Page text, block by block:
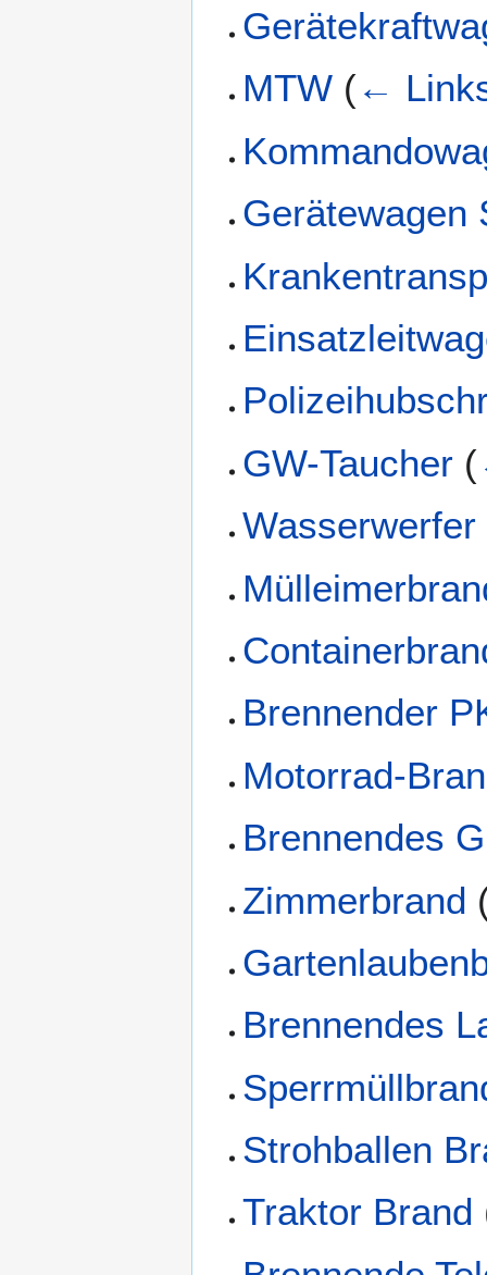
MTW (←
Gerätewagen
GW-Taucher (
Wasserwerfer
Brennender
Motorrad-
Brennendes
Zimmerbrand
Brennendes
Strohballen
Traktor Brand